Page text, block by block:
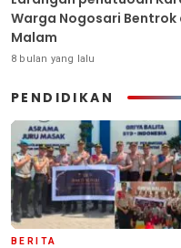
Warga Nogosari Bentrok
Malam
8 bulan yang lalu
PENDIDIKAN
BERITA